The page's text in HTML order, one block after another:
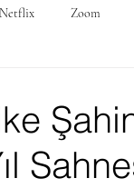
Netflix Zoom
Çevre Koruma